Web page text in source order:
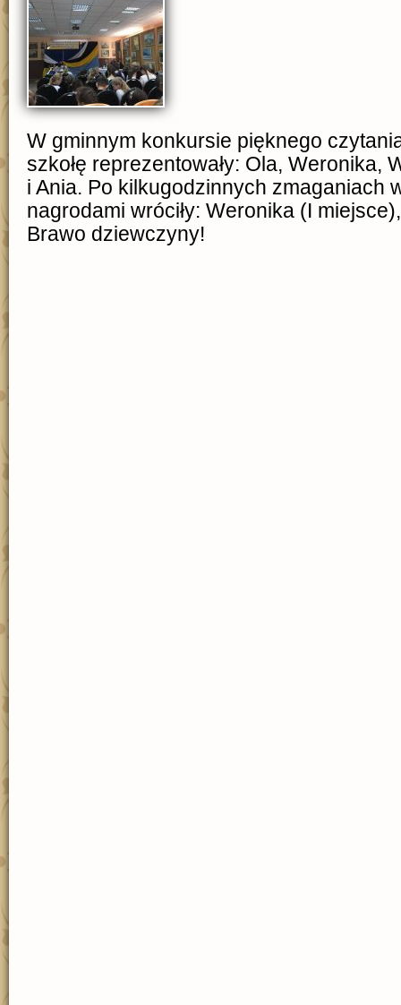
W gminnym konkursie pięknego
szkołę reprezentowały: Ola, Weronika,
i Ania. Po kilkugodzinnych zmaganiach
nagrodami wróciły: Weronika (I
Brawo dziewczyny!